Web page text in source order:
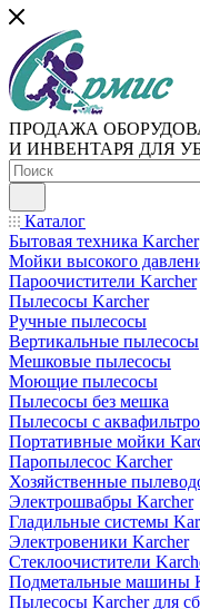
ПРОДАЖА
И ИНВЕНТАРЯ ДЛЯ
Каталог
Бытовая техника Karcher
Мойки высокого
Пароочистители Karcher
Пылесосы Karcher
Ручные пылесосы
Вертикальные пылесосы
Мешковые пылесосы
Моющие пылесосы
Пылесосы без мешка
Пылесосы с
Портативные мойки
Паропылесос Karcher
Хозяйственные
Электрошвабры Karcher
Гладильные системы
Электровеники Karcher
Стеклоочистители
Подметальные машины
Пылесосы Karcher для